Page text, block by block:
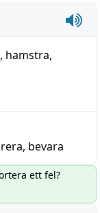
, hamstra,
, bevara
ett fel?